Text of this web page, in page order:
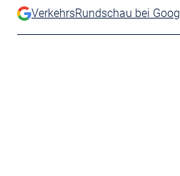
VerkehrsRundschau bei